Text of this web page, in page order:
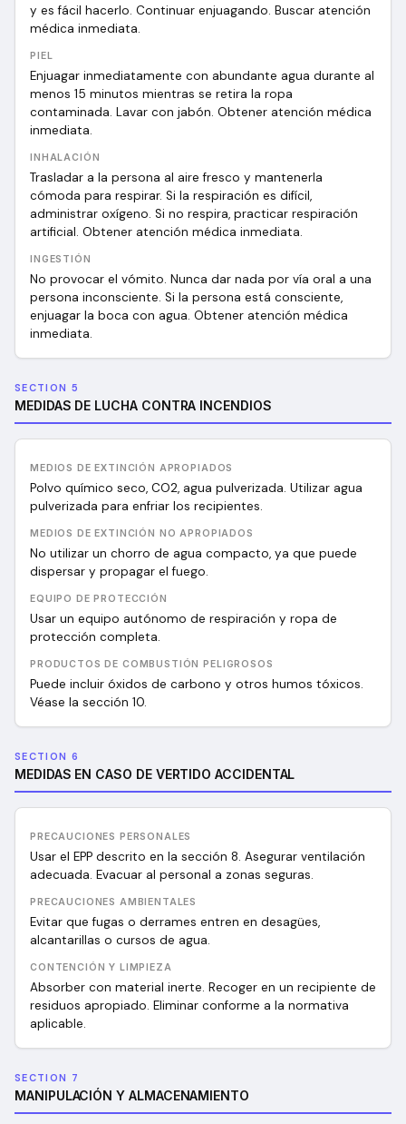
y es fácil hacerlo. Continuar enjuagando. Buscar atención
médica inmediata.
PIEL
Enjuagar inmediatamente con abundante agua durante al
menos 15 minutos mientras se retira la ropa
contaminada. Lavar con jabón. Obtener atención médica
inmediata.
INHALACIÓN
Trasladar a la persona al aire fresco y mantenerla
cómoda para respirar. Si la respiración es difícil,
administrar oxígeno. Si no respira, practicar respiración
artificial. Obtener atención médica inmediata.
INGESTIÓN
No provocar el vómito. Nunca dar nada por vía oral a una
persona inconsciente. Si la persona está consciente,
enjuagar la boca con agua. Obtener atención médica
inmediata.
SECTION 5
MEDIDAS DE LUCHA CONTRA INCENDIOS
MEDIOS DE EXTINCIÓN APROPIADOS
Polvo químico seco, CO2, agua pulverizada. Utilizar agua
pulverizada para enfriar los recipientes.
MEDIOS DE EXTINCIÓN NO APROPIADOS
No utilizar un chorro de agua compacto, ya que puede
dispersar y propagar el fuego.
EQUIPO DE PROTECCIÓN
Usar un equipo autónomo de respiración y ropa de
protección completa.
PRODUCTOS DE COMBUSTIÓN PELIGROSOS
Puede incluir óxidos de carbono y otros humos tóxicos.
Véase la sección 10.
SECTION 6
MEDIDAS EN CASO DE VERTIDO ACCIDENTAL
PRECAUCIONES PERSONALES
Usar el EPP descrito en la sección 8. Asegurar ventilación
adecuada. Evacuar al personal a zonas seguras.
PRECAUCIONES AMBIENTALES
Evitar que fugas o derrames entren en desagües,
alcantarillas o cursos de agua.
CONTENCIÓN Y LIMPIEZA
Absorber con material inerte. Recoger en un recipiente de
residuos apropiado. Eliminar conforme a la normativa
aplicable.
SECTION 7
MANIPULACIÓN Y ALMACENAMIENTO